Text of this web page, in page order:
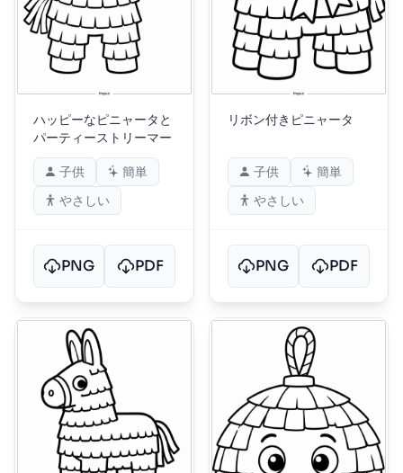
ハッピーなピニャータと
パーティーストリーマー
子供
簡単
やさしい
PNG PDF
リボン付きピニャータ
子供
簡単
やさしい
PNG PDF